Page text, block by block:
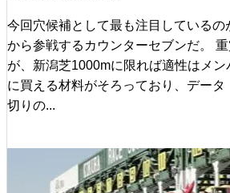
今回穴候補として最も注目している
から参戦するカウンターセブンだ。
が、新潟芝1000mに限れば適性はメン
に買える材料がそろっており、データ
切りの...